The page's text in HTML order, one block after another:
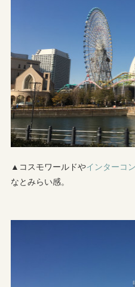
▲コスモワールドやインターコ
なとみらい感。